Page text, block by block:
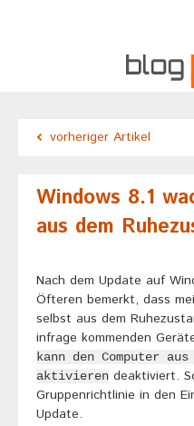
vorheriger Artikel
Windows 8.1
aus dem
Nach dem Update auf
Öfteren bemerkt, dass
selbst aus dem
infrage kommenden
kann den Computer aus
aktivieren deaktiviert.
Gruppenrichtlinie in den
Update.